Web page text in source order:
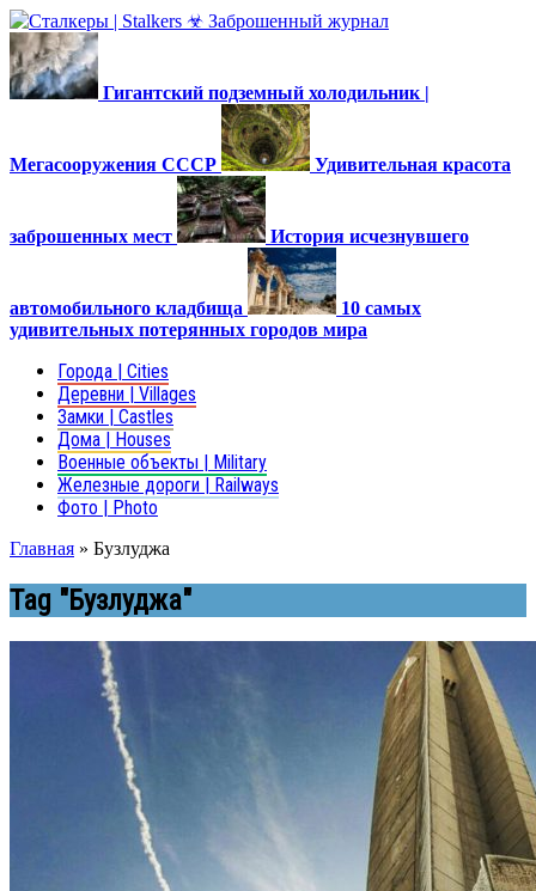
Гигантский подземный холодильник |
Мегасооружения СССР Удивительная красота
заброшенных мест История исчезнувшего
автомобильного кладбища
10 самых
удивительных потерянных городов мира
Города | Cities
Деревни | Villages
Замки | Castles
Дома | Houses
Военные объекты | Military
Железные дороги | Railways
Фото | Photo
Главная » Бузлуджа
Tag "Бузлуджа"